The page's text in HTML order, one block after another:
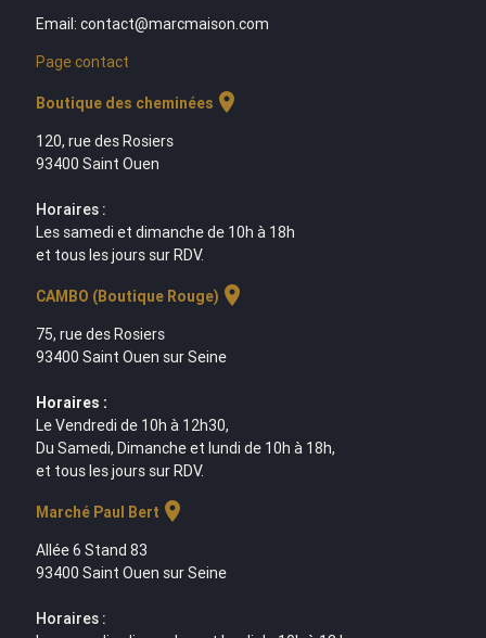
Email: contact@marcmaison.com
Page contact
Boutique des cheminées location_on
120, rue des Rosiers
93400 Saint Ouen
Horaires :
Les samedi et dimanche de 10h à 18h
et tous les jours sur RDV.
CAMBO (Boutique Rouge) location_on
75, rue des Rosiers
93400 Saint Ouen sur Seine
Horaires :
Le Vendredi de 10h à 12h30,
Du Samedi, Dimanche et lundi de 10h à 18h,
et tous les jours sur RDV.
Marché Paul Bert location_on
Allée 6 Stand 83
93400 Saint Ouen sur Seine
Horaires :